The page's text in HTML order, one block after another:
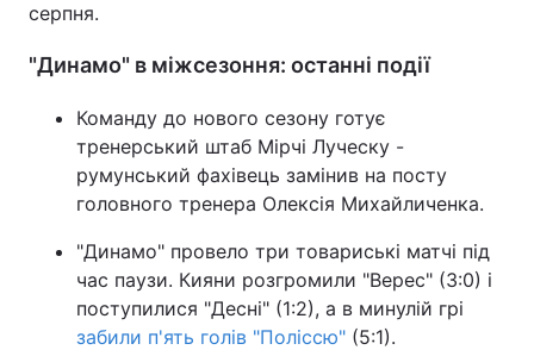
серпня.
"Динамо" в міжсезоння: останні події
Команду до нового сезону готує
тренерський штаб Мірчі Луческу -
румунський фахівець замінив на посту
головного тренера Олексія Михайличенка.
"Динамо" провело три товариські матчі під
час паузи. Кияни розгромили "Верес" (3:0) і
поступилися "Десні" (1:2), а в минулій грі
забили п'ять голів "Поліссю" (5:1).